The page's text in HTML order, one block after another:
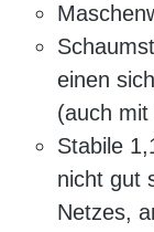
einen
(auch mit
Stabile
nicht gut
Netzes,